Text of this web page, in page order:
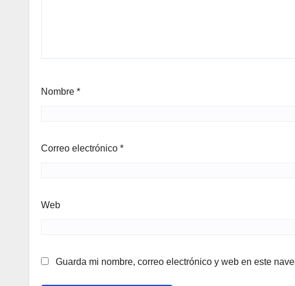
Nombre *
Correo electrónico *
Web
Guarda mi nombre, correo electrónico y web en este